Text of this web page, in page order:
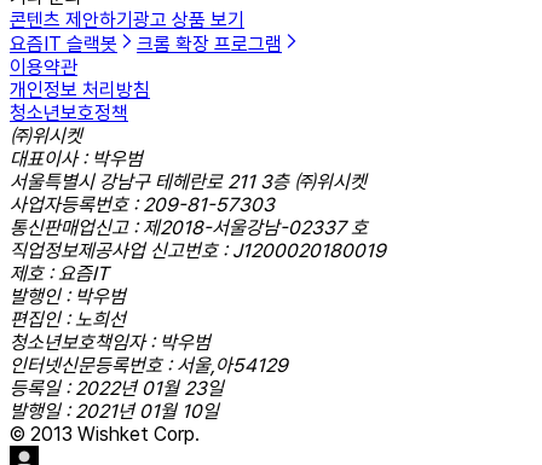
콘텐츠 제안하기 광고 상품 보기
요즘IT 슬랙봇
크롬 확장 프로그램
이용약관
개인정보 처리방침
청소년보호정책
㈜위시켓
대표이사 : 박우범
서울특별시 강남구 테헤란로 211 3층 ㈜위시켓
사업자등록번호 : 209-81-57303
통신판매업신고 : 제2018-서울강남-02337 호
직업정보제공사업 신고번호 : J1200020180019
제호 : 요즘IT
발행인 : 박우범
편집인 : 노희선
청소년보호책임자 : 박우범
인터넷신문등록번호 : 서울,아54129
등록일 : 2022년 01월 23일
발행일 : 2021년 01월 10일
© 2013 Wishket Corp.